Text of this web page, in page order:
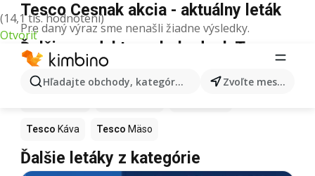
(14,1 tis. hodnotení)
Otvoriť
Hľadajte obchody, kategórie, produkty... Zvoľte mesto
Tesco Cesnak akcia - aktuálny leták
Pre daný výraz sme nenašli žiadne výsledky.
Ďalšie produkty v obchodoch Tesco
Tesco Káva Tesco Mäso
Ďalšie letáky z kategórie